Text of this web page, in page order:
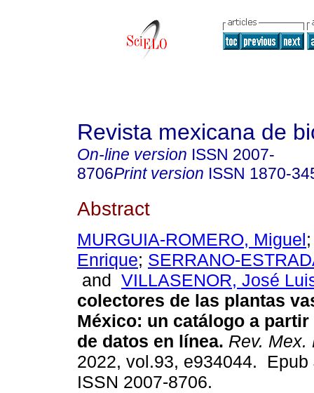
Revista mexicana de
On-line version ISSN 2007-
8706Print version ISSN 1870-
Abstract
MURGUIA-ROMERO, Miguel
Enrique; SERRANO-
and VILLASENOR, José
colectores de las plantas
México: un catálogo a partir
de datos en línea. Rev. Mex.
2022, vol.93, e934044. Epub
ISSN 2007-8706.